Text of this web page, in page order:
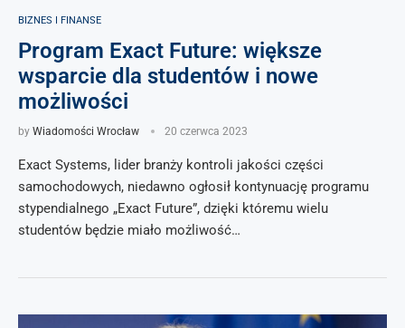
BIZNES I FINANSE
Program Exact Future: większe
wsparcie dla studentów i nowe
możliwości
by Wiadomości Wrocław 20 czerwca 2023
Exact Systems, lider branży kontroli jakości części
samochodowych, niedawno ogłosił kontynuację programu
stypendialnego „Exact Future”, dzięki któremu wielu
studentów będzie miało możliwość…